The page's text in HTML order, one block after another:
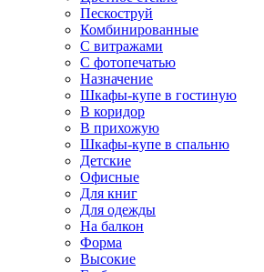
Пескоструй
Комбинированные
С витражами
С фотопечатью
Назначение
Шкафы-купе в гостиную
В коридор
В прихожую
Шкафы-купе в спальню
Детские
Офисные
Для книг
Для одежды
На балкон
Форма
Высокие